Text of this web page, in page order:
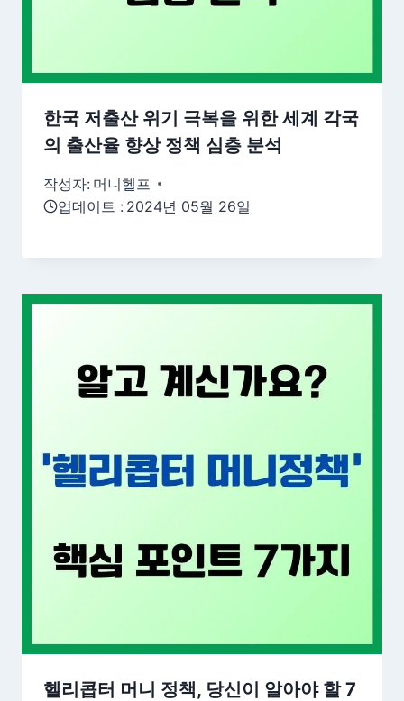
한국 저출산 위기 극복을 위한 세계 각국
의 출산율 향상 정책 심층 분석
작성자: 머니헬프
업데이트 : 2024년 05월 26일
헬리콥터 머니 정책, 당신이 알아야 할 7